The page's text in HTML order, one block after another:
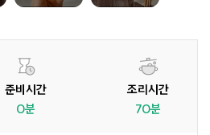
준비시간
0분
조리시간
70분